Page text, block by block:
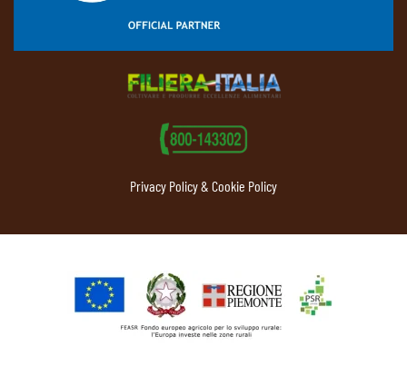
Privacy Policy & Cookie Policy